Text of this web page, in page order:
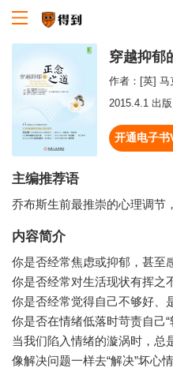
穿越抑郁
作者： [英] 马
2015.4.1 出版
开通电子书
主编推荐语
乔布斯生前最推崇的心理调节
内容简介
你是否经常焦虑或抑郁，甚至
你是否经常对生活现状有挥之
你是否经常觉得自己不够好、
你是否在情绪低落时苛责自己“
当我们陷入情绪的漩涡时，总
像解决问题一样去“解决”坏心情